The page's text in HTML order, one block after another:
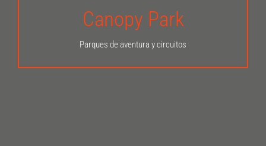
Canopy Park
Parques de aventura y circuitos
INFÓRMATE AQUÍ